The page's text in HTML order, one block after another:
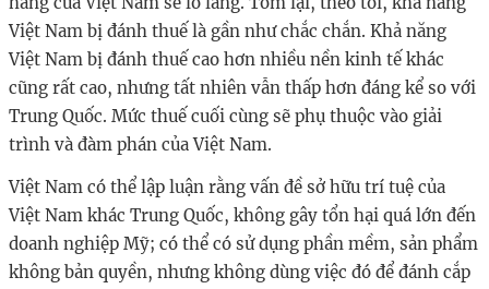
Việt Nam bị đánh thuế là gần như chắc chắn. Khả năng
Việt Nam bị đánh thuế cao hơn nhiều nền kinh tế khác
cũng rất cao, nhưng tất nhiên vẫn thấp hơn đáng kể so với
Trung Quốc. Mức thuế cuối cùng sẽ phụ thuộc vào giải
trình và đàm phán của Việt Nam.
Việt Nam có thể lập luận rằng vấn đề sở hữu trí tuệ của
Việt Nam khác Trung Quốc, không gây tổn hại quá lớn đến
doanh nghiệp Mỹ; có thể có sử dụng phần mềm, sản phẩm
không bản quyền, nhưng không dùng việc đó để đánh cắp